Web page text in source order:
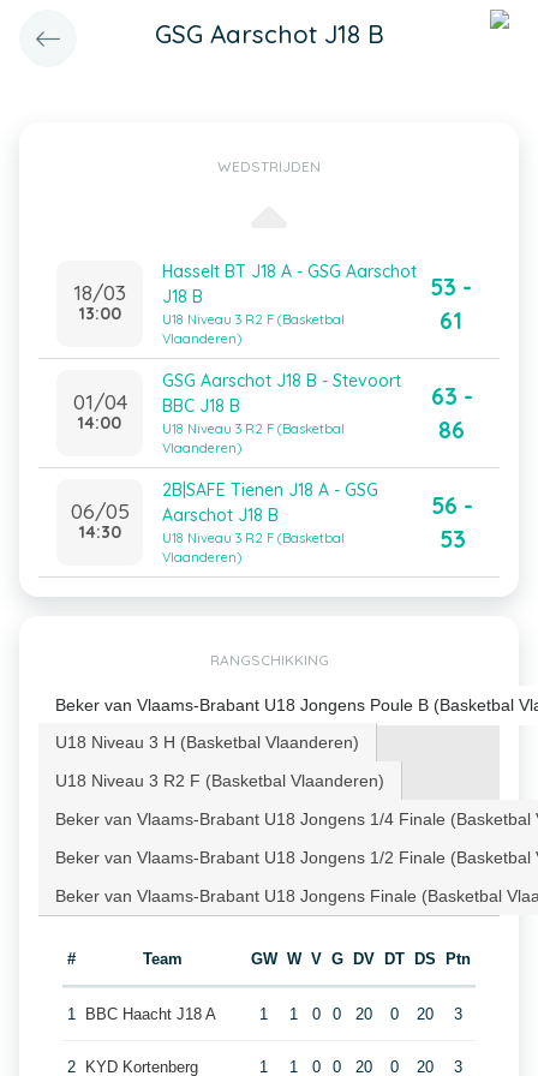
GSG Aarschot J18 B
WEDSTRIJDEN
18/03
13:00
Hasselt BT J18 A - GSG Aarschot
J18 B
U18 Niveau 3 R2 F (Basketbal
Vlaanderen)
53 -
61
01/04
14:00
GSG Aarschot J18 B - Stevoort
BBC J18 B
U18 Niveau 3 R2 F (Basketbal
Vlaanderen)
63 -
86
06/05
14:30
2B|SAFE Tienen J18 A - GSG
Aarschot J18 B
U18 Niveau 3 R2 F (Basketbal
Vlaanderen)
56 -
53
RANGSCHIKKING
Beker van Vlaams-Brabant U18 Jongens Poule B (Basketbal
U18 Niveau 3 H (Basketbal Vlaanderen)
U18 Niveau 3 R2 F (Basketbal Vlaanderen)
Beker van Vlaams-Brabant U18 Jongens 1/4 Finale (Basketbal
Beker van Vlaams-Brabant U18 Jongens 1/2 Finale (Basketbal
Beker van Vlaams-Brabant U18 Jongens Finale (Basketbal
# Team GW W V G DV DT DS Ptn
1 BBC Haacht J18 A 1 1 0 0 20 0 20 3
2 KYD Kortenberg 1 1 0 0 20 0 20 3